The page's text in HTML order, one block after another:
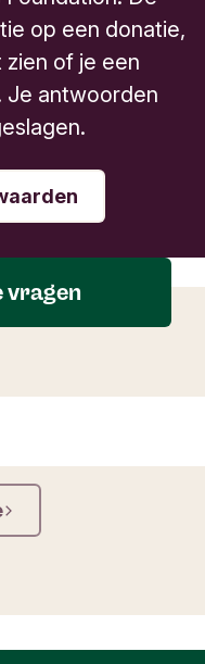
op een donatie,
of je een
Je antwoorden
vragen